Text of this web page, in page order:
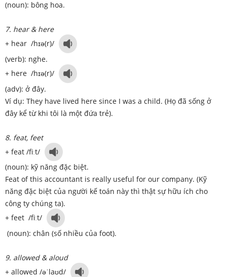
(noun): bông hoa.
7. hear & here
+ hear /hɪə(r)/
(verb): nghe.
+ here /hɪə(r)/
(adv): ở đây.
Ví dụ: They have lived here since I was a child. (Họ đã sống ở
đây kể từ khi tôi là một đứa trẻ).
8. feat, feet
+ feat /fiːt/
(noun): kỹ năng đặc biệt.
Feat of this accountant is really useful for our company. (Kỹ
năng đặc biệt của người kế toán này thì thật sự hữu ích cho
công ty chúng ta).
+ feet /fiːt/
(noun): chân (số nhiều của foot).
9. allowed & aloud
+ allowed /əˈlaʊd/